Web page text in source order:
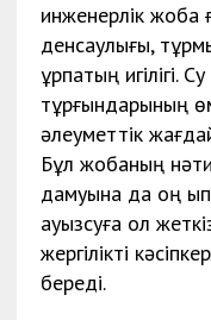
инженерлік жоба
денсаулығы,
ұрпақтың игілігі.
тұрғындарының
әлеуметтік
Бұл жобаның
дамуына да оң
ауызсуға қол
жергілікті
береді.